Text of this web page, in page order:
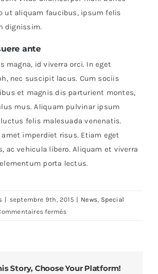
ut aliquam faucibus, ipsum felis
dignissim.
ante
magna, id viverra orci. In eget
nec suscipit lacus. Cum sociis
et magnis dis parturient montes,
mus. Aliquam pulvinar ipsum
felis malesuada venenatis.
imperdiet risus. Etiam eget
ac vehicula libero. Aliquam et viverra
porta lectus.
| septembre 9th, 2015 | News, Special
fermés
Story, Choose Your Platform!